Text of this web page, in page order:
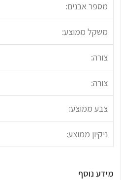
מספר אבנים:
משקל ממוצע:
צורה:
צורה:
צבע ממוצע:
ניקיון ממוצע:
מידע נוסף